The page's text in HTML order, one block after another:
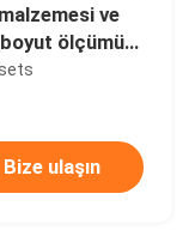
ve
ölçümü
ile
Bize ulaşın